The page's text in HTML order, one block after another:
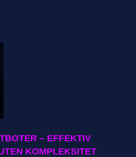
– EFFEKTIV
KOMPLEKSITET